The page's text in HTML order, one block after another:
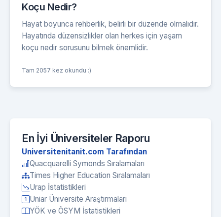
Koçu Nedir?
Hayat boyunca rehberlik, belirli bir düzende olmalıdır.
Hayatında düzensizlikler olan herkes için yaşam
koçu nedir sorusunu bilmek önemlidir.
Tam 2057 kez okundu :)
En İyi Üniversiteler Raporu
Universitenitanit.com Tarafından
Quacquarelli Symonds Sıralamaları
Times Higher Education Sıralamaları
Urap İstatistikleri
Uniar Üniversite Araştırmaları
YÖK ve ÖSYM İstatistikleri